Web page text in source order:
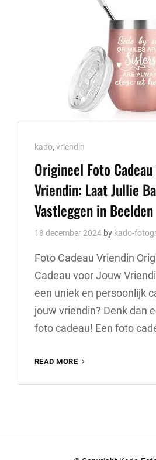
KOESTER
JULLIE
VRIENDSCHAP
MET
BEELDEN
Cat
Links
kado, vriendin
Origineel Foto
Vriendin: Laat Jullie
Vastleggen in Beelden
18 december 2024 by kado-
Foto Cadeau Vriendin
Cadeau voor Jouw
een uniek en persoonlijk
jouw vriendin? Denk dan
foto cadeau! Een foto
READ MORE
CADEAU
LAAT